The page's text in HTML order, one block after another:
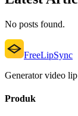
No posts found.
FreeLipSync
Generator video
Produk